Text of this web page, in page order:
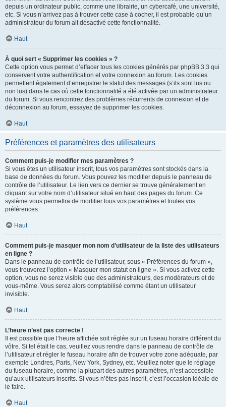
depuis un ordinateur public, comme une librairie, un cybercafé, une université,
etc. Si vous n’arrivez pas à trouver cette case à cocher, il est probable qu’un
administrateur du forum ait désactivé cette fonctionnalité.
Haut
À quoi sert « Supprimer les cookies » ?
Cette option vous permet d’effacer tous les cookies générés par phpBB 3.3 qui
conservent votre authentification et votre connexion au forum. Les cookies
permettent également d’enregistrer le statut des messages (s’ils sont lus ou
non lus) dans le cas où cette fonctionnalité a été activée par un administrateur
du forum. Si vous rencontrez des problèmes récurrents de connexion et de
déconnexion au forum, essayez de supprimer les cookies.
Haut
Préférences et paramètres des utilisateurs
Comment puis-je modifier mes paramètres ?
Si vous êtes un utilisateur inscrit, tous vos paramètres sont stockés dans la
base de données du forum. Vous pouvez les modifier depuis le panneau de
contrôle de l’utilisateur. Le lien vers ce dernier se trouve généralement en
cliquant sur votre nom d’utilisateur situé en haut des pages du forum. Ce
système vous permettra de modifier tous vos paramètres et toutes vos
préférences.
Haut
Comment puis-je masquer mon nom d’utilisateur de la liste des utilisateurs
en ligne ?
Dans le panneau de contrôle de l’utilisateur, sous « Préférences du forum »,
vous trouverez l’option « Masquer mon statut en ligne ». Si vous activez cette
option, vous ne serez visible que des administrateurs, des modérateurs et de
vous-même. Vous serez alors comptabilisé comme étant un utilisateur
invisible.
Haut
L’heure n’est pas correcte !
Il est possible que l’heure affichée soit réglée sur un fuseau horaire différent du
vôtre. Si tel était le cas, veuillez vous rendre dans le panneau de contrôle de
l’utilisateur et régler le fuseau horaire afin de trouver votre zone adéquate, par
exemple Londres, Paris, New York, Sydney, etc. Veuillez noter que le réglage
du fuseau horaire, comme la plupart des autres paramètres, n’est accessible
qu’aux utilisateurs inscrits. Si vous n’êtes pas inscrit, c’est l’occasion idéale de
le faire.
Haut